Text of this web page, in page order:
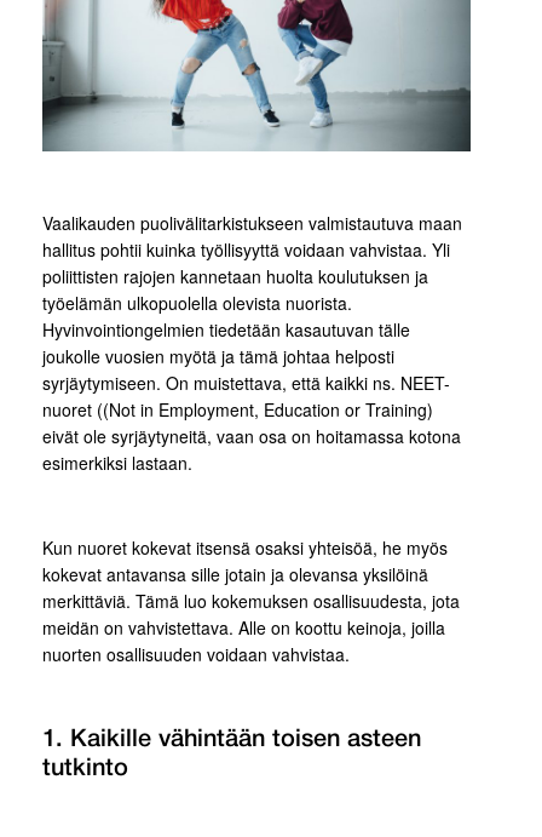
Vaalikauden puolivälitarkistukseen valmistautuva maan
hallitus pohtii kuinka työllisyyttä voidaan vahvistaa. Yli
poliittisten rajojen kannetaan huolta koulutuksen ja
työelämän ulkopuolella olevista nuorista.
Hyvinvointiongelmien tiedetään kasautuvan tälle
joukolle vuosien myötä ja tämä johtaa helposti
syrjäytymiseen. On muistettava, että kaikki ns. NEET-
nuoret ((Not in Employment, Education or Training)
eivät ole syrjäytyneitä, vaan osa on hoitamassa kotona
esimerkiksi lastaan.
Kun nuoret kokevat itsensä osaksi yhteisöä, he myös
kokevat antavansa sille jotain ja olevansa yksilöinä
merkittäviä. Tämä luo kokemuksen osallisuudesta, jota
meidän on vahvistettava. Alle on koottu keinoja, joilla
nuorten osallisuuden voidaan vahvistaa.
1. Kaikille vähintään toisen asteen
tutkinto